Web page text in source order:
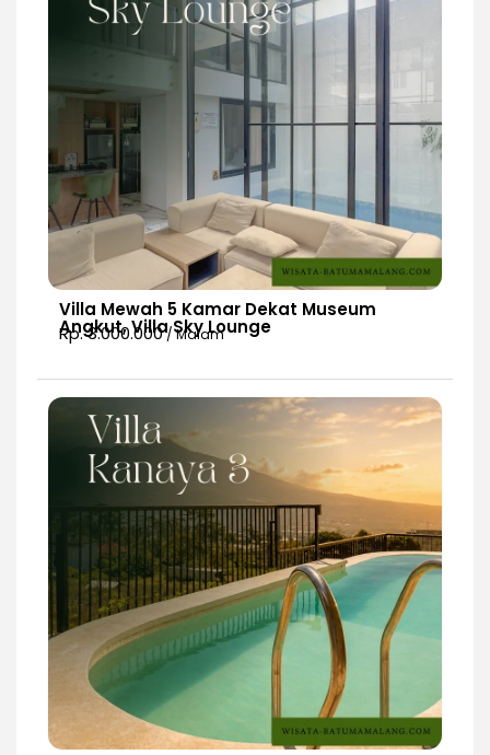
Villa Mewah 5 Kamar Dekat Museum
Angkut, Villa Sky Lounge
Rp. 3.000.000/ Malam